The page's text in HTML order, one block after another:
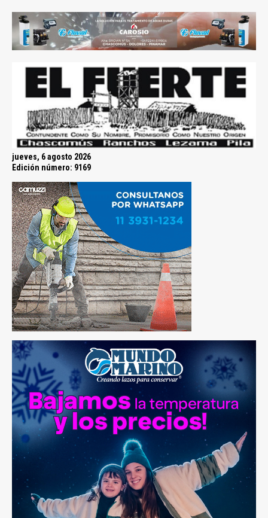
jueves, 6 agosto 2026
Edición número: 9169